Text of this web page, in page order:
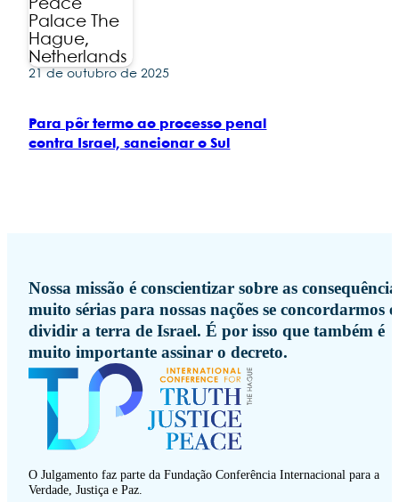
21 de outubro de 2025
Para pôr termo ao processo penal
contra Israel, sancionar o Sul
Nossa missão é conscientizar sobre as
muito sérias para nossas nações se concordarmos
dividir a terra de Israel. É por isso que também é
muito importante assinar o decreto.
O Julgamento faz parte da Fundação Conferência Internacional para a
Verdade, Justiça e Paz.